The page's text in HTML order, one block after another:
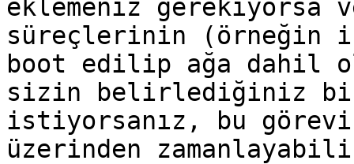
eklemeniz gerekiyorsa
süreçlerinin (örneğin
boot edilip ağa dahil
sizin belirlediğiniz bir
istiyorsanız, bu
üzerinden